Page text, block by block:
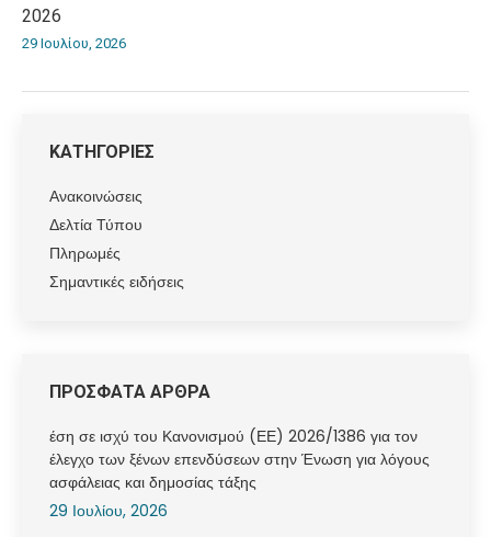
2026
29 Ιουλίου, 2026
ΚΑΤΗΓΟΡΙΕΣ
Ανακοινώσεις
Δελτία Τύπου
Πληρωμές
Σημαντικές ειδήσεις
ΠΡΟΣΦΑΤΑ ΑΡΘΡΑ
έση σε ισχύ του Κανονισμού (ΕΕ) 2026/1386 για τον
έλεγχο των ξένων επενδύσεων στην Ένωση για λόγους
ασφάλειας και δημοσίας τάξης
29 Ιουλίου, 2026